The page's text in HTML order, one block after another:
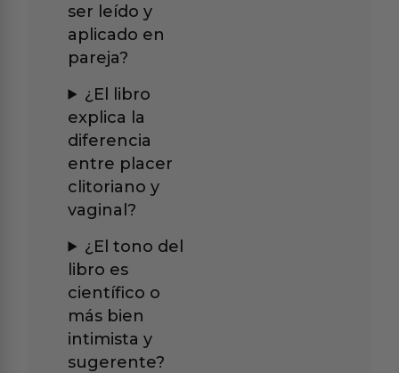
ser leído y
aplicado en
pareja?
¿El libro
explica la
diferencia
entre placer
clitoriano y
vaginal?
¿El tono del
libro es
científico o
más bien
intimista y
sugerente?